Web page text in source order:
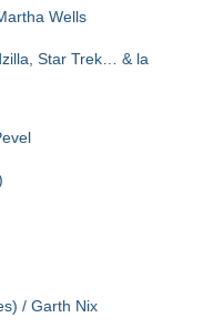
Wells
Star Trek… & la
/ Garth Nix